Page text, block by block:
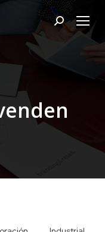
Buscar: